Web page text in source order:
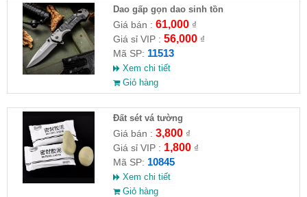
Dao gấp gọn dao sinh tồn
Giá bán : 61,000₫
Giá sỉ VIP : 56,000₫
Mã SP: 11513
Xem chi tiết
Giỏ hàng
Đất sét vá tường
Giá bán : 3,800₫
Giá sỉ VIP : 1,800₫
Mã SP: 10845
Xem chi tiết
Giỏ hàng